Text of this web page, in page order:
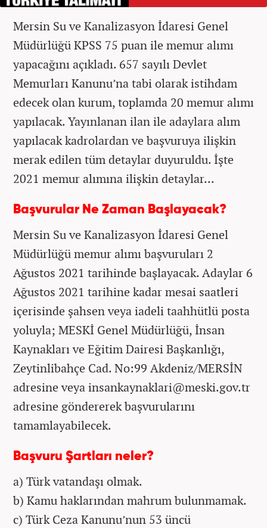
Mersin Su ve Kanalizasyon İdaresi Genel
Müdürlüğü KPSS 75 puan ile memur alımı
yapacağını açıkladı. 657 sayılı Devlet
Memurları Kanunu’na tabi olarak istihdam
edecek olan kurum, toplamda 20 memur alımı
yapılacak. Yayınlanan ilan ile adaylara alım
yapılacak kadrolardan ve başvuruya ilişkin
merak edilen tüm detaylar duyuruldu. İşte
2021 memur alımına ilişkin detaylar...
Başvurular Ne Zaman Başlayacak?
Mersin Su ve Kanalizasyon İdaresi Genel
Müdürlüğü memur alımı başvuruları 2
Ağustos 2021 tarihinde başlayacak. Adaylar 6
Ağustos 2021 tarihine kadar mesai saatleri
içerisinde şahsen veya iadeli taahhütlü posta
yoluyla; MESKİ Genel Müdürlüğü, İnsan
Kaynakları ve Eğitim Dairesi Başkanlığı,
Zeytinlibahçe Cad. No:99 Akdeniz/MERSİN
adresine veya insankaynaklari@meski.gov.tr
adresine göndererek başvurularını
tamamlayabilecek.
Başvuru Şartları neler?
a) Türk vatandaşı olmak.
b) Kamu haklarından mahrum bulunmamak.
c) Türk Ceza Kanunu’nun 53 üncü